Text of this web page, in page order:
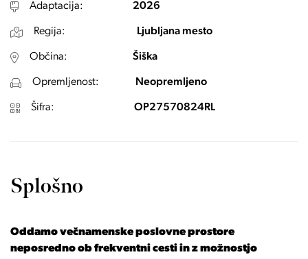
Adaptacija: 2026
Regija: Ljubljana mesto
Občina: Šiška
Opremljenost: Neopremljeno
Šifra: OP27570824RL
Splošno
Oddamo večnamenske poslovne prostore
neposredno ob frekventni cesti in z možnostjo